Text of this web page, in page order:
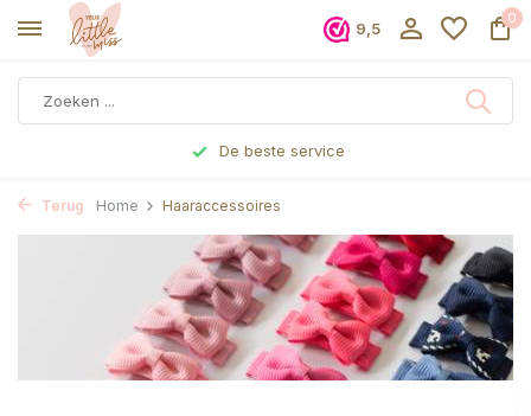
9,5
0
De beste service
Terug Home Haaraccessoires